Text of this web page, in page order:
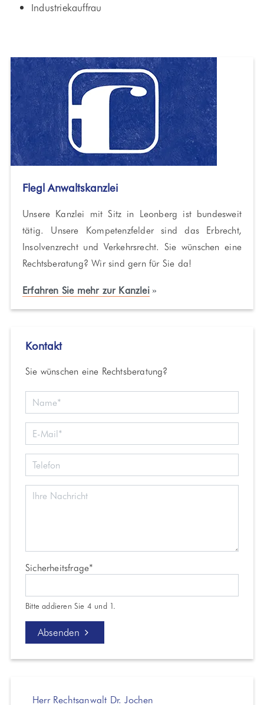
Industriekauffrau
Flegl Anwaltskanzlei
Unsere Kanzlei mit Sitz in Leonberg ist bundesweit
tätig. Unsere Kompetenzfelder sind das Erbrecht,
Insolvenzrecht und Verkehrsrecht. Sie wünschen eine
Rechtsberatung? Wir sind gern für Sie da!
Erfahren Sie mehr zur Kanzlei
Kontakt
Sie wünschen eine Rechtsberatung?
Pflichtfeld
Sicherheitsfrage*
Bitte addieren Sie 4 und 1.
Absenden
Herr Rechtsanwalt Dr. Jochen